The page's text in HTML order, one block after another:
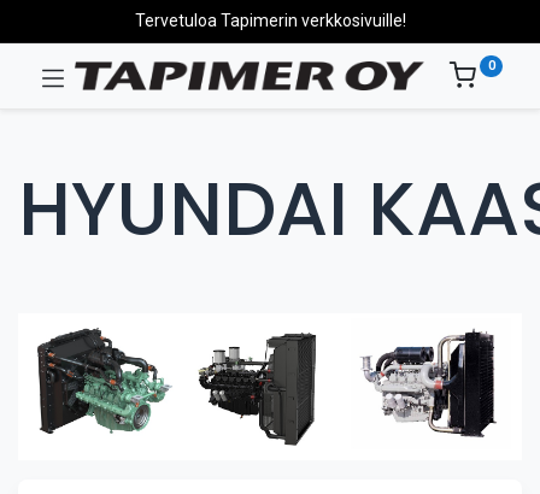
Tervetuloa Tapimerin verkkosivuille!
0
HYUNDAI